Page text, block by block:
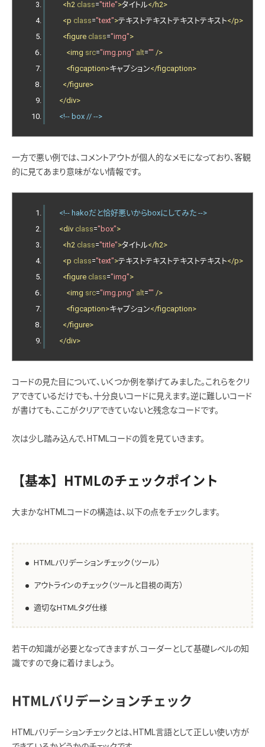
<h2 class="title">タイトル</h2>
<p class="text">テキストテキストテキストテキスト</p>
<figure class="img">
<img src="img.png" alt="" />
<figcaption>キャプション</figcaption>
</figure>
</div>
<!-- box // -->
一方で悪い例では、コメントアウトが個人的なメモになっており、客観
的に見てあまり意味がない情報です。
<!-- hakoだと恰好悪いからboxにしてみた -->
<div class="box">
<h2 class="title">タイトル</h2>
<p class="text">テキストテキストテキストテキスト</p>
<figure class="img">
<img src="img.png" alt="" />
<figcaption>キャプション</figcaption>
</figure>
</div>
コードの見た目について、いくつか例を挙げてみました。これらをクリ
アできているだけでも、十分良いコードに見えます。逆に難しいコード
が書けても、ここがクリアできていないと残念なコードです。
次は少し踏み込んで、HTMLコードの質を見ていきます。
【基本】HTMLのチェックポイント
大まかなHTMLコードの構造は、以下の点をチェックします。
HTMLバリデーションチェック（ツール）
アウトラインのチェック（ツールと目視の両方）
適切なHTMLタグ仕様
若干の知識が必要となってきますが、コーダーとして基礎レベルの知
識ですので身に着けましょう。
HTMLバリデーションチェック
HTMLバリデーションチェックとは、HTML言語として正しい使い方が